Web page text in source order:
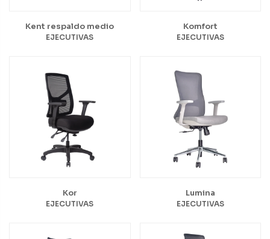
Kent respaldo medio
EJECUTIVAS
Komfort
EJECUTIVAS
Kor
EJECUTIVAS
Lumina
EJECUTIVAS